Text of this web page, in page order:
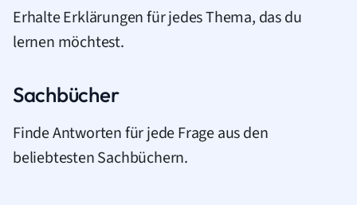
Erhalte Erklärungen für jedes Thema, das du
lernen möchtest.
Sachbücher
Finde Antworten für jede Frage aus den
beliebtesten Sachbüchern.